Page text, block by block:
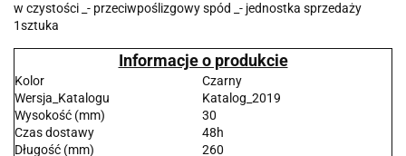
w czystości _- przeciwpoślizgowy spód _- jednostka sprzedaży
1sztuka
Informacje o produkcie
Kolor
Czarny
Wersja_Katalogu
Katalog_2019
Wysokość (mm)
30
Czas dostawy
48h
Długość (mm)
260